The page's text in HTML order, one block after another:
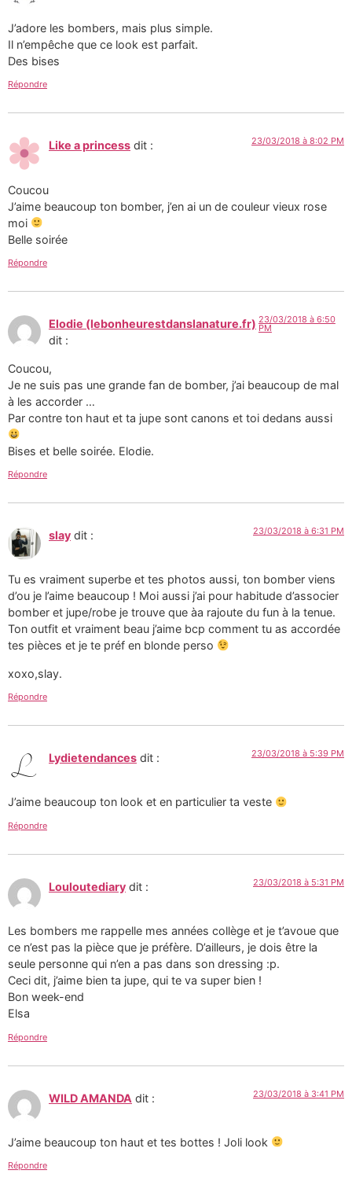
J’adore les bombers, mais plus simple.
Il n’empêche que ce look est parfait.
Des bises
Répondre
Like a princess dit : 23/03/2018 à 8:02 PM
Coucou
J’aime beaucoup ton bomber, j’en ai un de couleur vieux rose
moi
Belle soirée
Répondre
Elodie (lebonheurestdanslanature.fr)
dit :
23/03/2018 à 6:50
PM
Coucou,
Je ne suis pas une grande fan de bomber, j’ai beaucoup de mal
à les accorder …
Par contre ton haut et ta jupe sont canons et toi dedans aussi
Bises et belle soirée. Elodie.
Répondre
slay dit : 23/03/2018 à 6:31 PM
Tu es vraiment superbe et tes photos aussi, ton bomber viens
d’ou je l’aime beaucoup ! Moi aussi j’ai pour habitude d’associer
bomber et jupe/robe je trouve que àa rajoute du fun à la tenue.
Ton outfit et vraiment beau j’aime bcp comment tu as accordée
tes pièces et je te préf en blonde perso
xoxo,slay.
Répondre
Lydietendances dit : 23/03/2018 à 5:39 PM
J’aime beaucoup ton look et en particulier ta veste
Répondre
Louloutediary dit : 23/03/2018 à 5:31 PM
Les bombers me rappelle mes années collège et je t’avoue que
ce n’est pas la pièce que je préfère. D’ailleurs, je dois être la
seule personne qui n’en a pas dans son dressing :p.
Ceci dit, j’aime bien ta jupe, qui te va super bien !
Bon week-end
Elsa
Répondre
WILD AMANDA dit : 23/03/2018 à 3:41 PM
J’aime beaucoup ton haut et tes bottes ! Joli look
Répondre